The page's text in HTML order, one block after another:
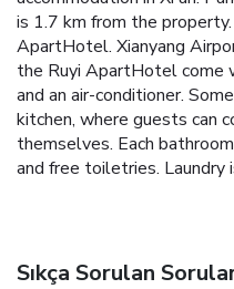
is 1.7 km from the
ApartHotel. Xianyang
the Ruyi ApartHotel come
and an air-conditioner.
kitchen, where guests can
themselves. Each
and free toiletries. Laundry
Sıkça Sorulan